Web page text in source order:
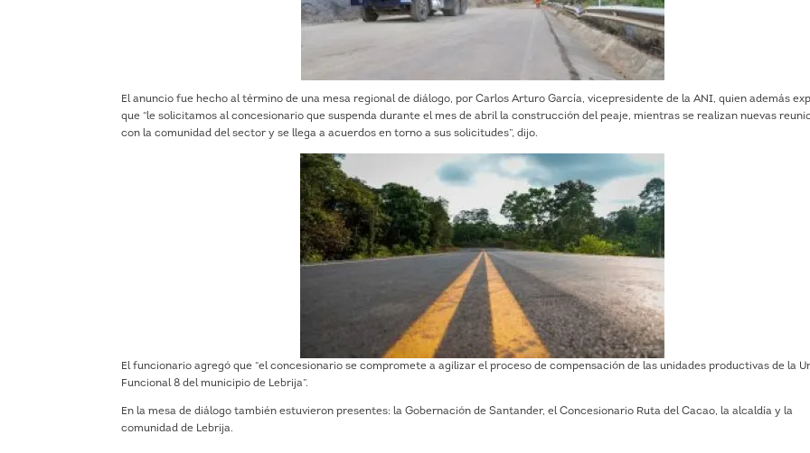
El anuncio fue hecho al término de una mesa regional de diálogo, por Carlos Arturo García, vicepresidente de la ANI, quien además
que “le solicitamos al concesionario que suspenda durante el mes de abril la construcción del peaje, mientras se realizan nuevas
con la comunidad del sector y se llega a acuerdos en torno a sus solicitudes”, dijo.
El funcionario agregó que “el concesionario se compromete a agilizar el proceso de compensación de las unidades productivas de la
Funcional 8 del municipio de Lebrija”.
En la mesa de diálogo también estuvieron presentes: la Gobernación de Santander, el Concesionario Ruta del Cacao, la alcaldía y la
comunidad de Lebrija.